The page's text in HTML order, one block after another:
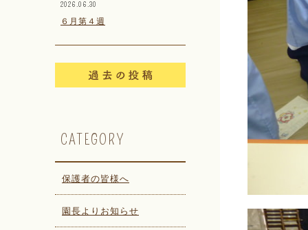
2026.06.30
６月第４週
CATEGORY
保護者の皆様へ
園長よりお知らせ